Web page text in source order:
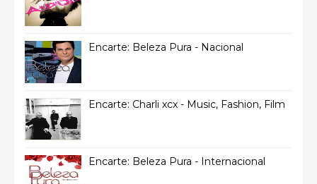
Encarte: Beleza Pura - Nacional
Encarte: Charli xcx - Music, Fashion, Film
Encarte: Beleza Pura - Internacional